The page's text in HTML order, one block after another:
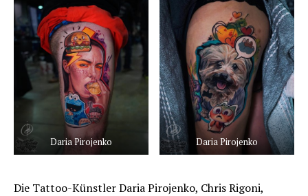
Daria Pirojenko Daria Pirojenko
Die Tattoo-Künstler Daria Pirojenko, Chris Rigoni,